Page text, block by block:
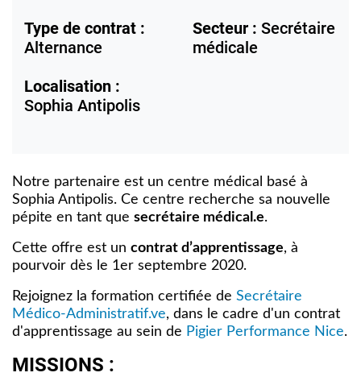
Type de contrat :
Alternance
Secteur : Secrétaire
médicale
Localisation :
Sophia Antipolis
Notre partenaire est un centre médical basé à
Sophia Antipolis. Ce centre recherche sa nouvelle
pépite en tant que secrétaire médical.e.
Cette offre est un contrat d’apprentissage, à
pourvoir dès le 1er septembre 2020.
Rejoignez la formation certifiée de Secrétaire
Médico-Administratif.ve, dans le cadre d'un contrat
d'apprentissage au sein de Pigier Performance Nice.
MISSIONS :